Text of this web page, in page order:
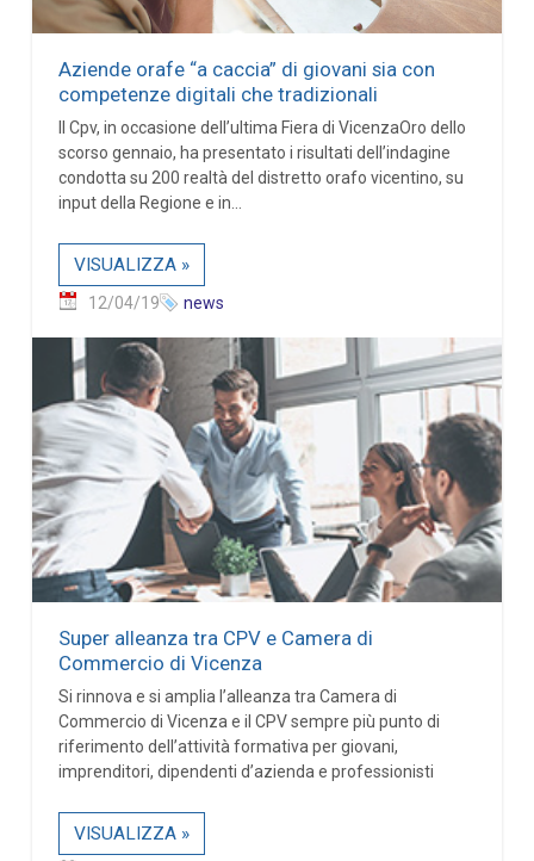
Aziende orafe “a caccia” di giovani sia con
competenze digitali che tradizionali
Il Cpv, in occasione dell’ultima Fiera di VicenzaOro dello
scorso gennaio, ha presentato i risultati dell’indagine
condotta su 200 realtà del distretto orafo vicentino, su
input della Regione e in...
VISUALIZZA »
12/04/19 news
Super alleanza tra CPV e Camera di
Commercio di Vicenza
Si rinnova e si amplia l’alleanza tra Camera di
Commercio di Vicenza e il CPV sempre più punto di
riferimento dell’attività formativa per giovani,
imprenditori, dipendenti d’azienda e professionisti
VISUALIZZA »